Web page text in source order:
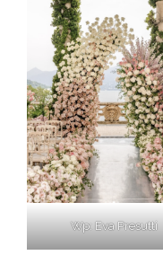
Wp: Eva Presutti